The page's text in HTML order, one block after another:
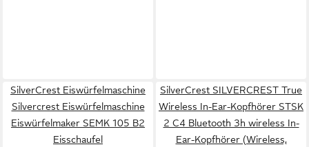
SilverCrest Eiswürfelmaschine
Silvercrest Eiswürfelmaschine
Eiswürfelmaker SEMK 105 B2
Eisschaufel
SilverCrest SILVERCREST True
Wireless In-Ear-Kopfhörer STSK
2 C4 Bluetooth 3h wireless In-
Ear-Kopfhörer (Wireless,